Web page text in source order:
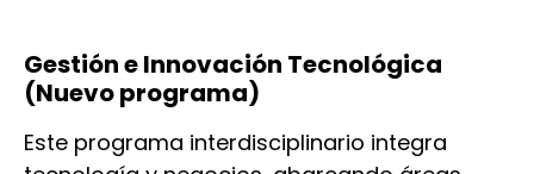
Gestión e Innovación Tecnológica
(Nuevo programa)
Este programa interdisciplinario integra